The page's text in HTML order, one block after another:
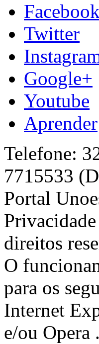
Facebook
Twitter
Google+
Youtube
Aprender
Telefone:
7715533
Portal
direitos
O
para os
Internet
e/ou Opera .